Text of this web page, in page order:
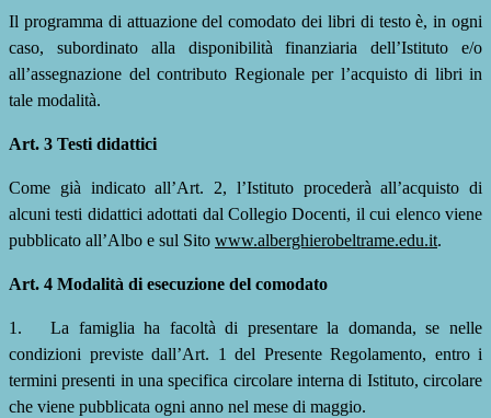
Il programma di attuazione del comodato dei libri di testo è, in ogni
caso, subordinato alla disponibilità finanziaria dell’Istituto e/o
all’assegnazione del contributo Regionale per l’acquisto di libri in
tale modalità.
Art. 3 Testi didattici
Come già indicato all’Art. 2, l’Istituto procederà all’acquisto di
alcuni testi didattici adottati dal Collegio Docenti, il cui elenco viene
pubblicato all’Albo e sul Sito www.alberghierobeltrame.edu.it.
Art. 4 Modalità di esecuzione del comodato
1.
La famiglia ha facoltà di presentare la domanda, se nelle
condizioni previste dall’Art. 1 del Presente Regolamento, entro i
termini presenti in una specifica circolare interna di Istituto, circolare
che viene pubblicata ogni anno nel mese di maggio.